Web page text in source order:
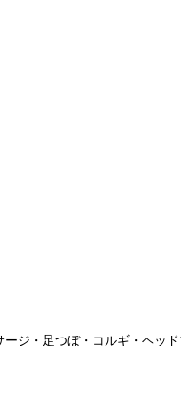
ジ・足つぼ・コルギ・ヘッ